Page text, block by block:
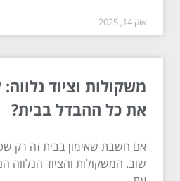
אוק 14, 2025
משקולות וציוד
את כל ההבדל בבית?
אם חשבת שאימון בבית זה רק
שוב. המשקולות והציוד הנלווה